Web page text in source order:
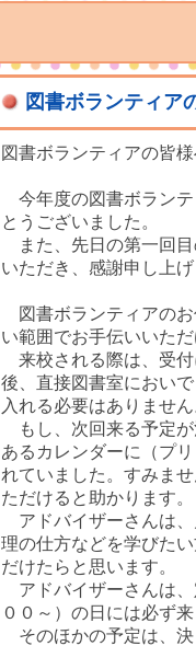
図書ボランティア
図書ボランティアの皆
今年度の図書ボランテ
とうございました。
また、先日の第一回目
いただき、感謝申し上
図書ボランティアのお
い範囲でお手伝いいた
来校される際は、受
後、直接図書室におい
入れる必要はありませ
もし、次回来る予定が
あるカレンダーに（プ
れていました。すみま
ただけると助かります。
アドバイザーさんは、
理の仕方などを学びた
だけたらと思います。
アドバイザーさんは、
００～）の日には必ず
そのほかの予定は、決